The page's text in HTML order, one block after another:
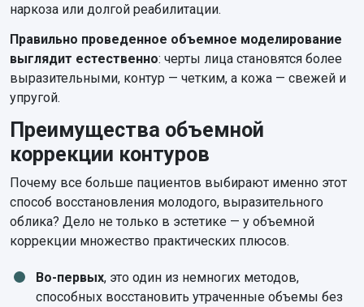
наркоза или долгой реабилитации.
Правильно проведенное объемное моделирование
выглядит естественно: черты лица становятся более
выразительными, контур — четким, а кожа — свежей и
упругой.
Преимущества объемной
коррекции контуров
Почему все больше пациентов выбирают именно этот
способ восстановления молодого, выразительного
облика? Дело не только в эстетике — у объемной
коррекции множество практических плюсов.
Во-первых, это один из немногих методов,
способных восстановить утраченные объемы без